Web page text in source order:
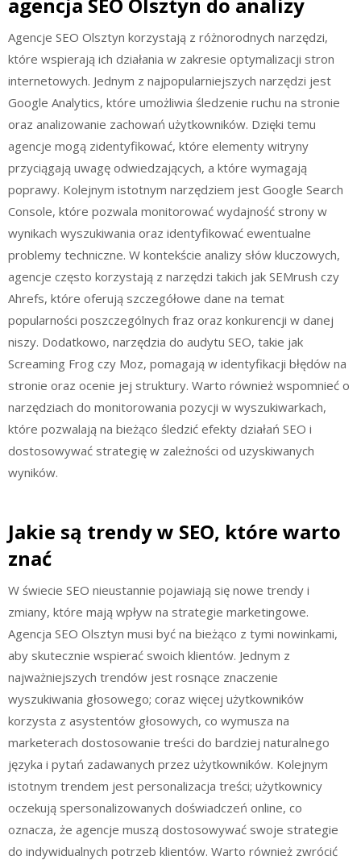
agencja SEO Olsztyn do analizy
Agencje SEO Olsztyn korzystają z różnorodnych narzędzi,
które wspierają ich działania w zakresie optymalizacji stron
internetowych. Jednym z najpopularniejszych narzędzi jest
Google Analytics, które umożliwia śledzenie ruchu na stronie
oraz analizowanie zachowań użytkowników. Dzięki temu
agencje mogą zidentyfikować, które elementy witryny
przyciągają uwagę odwiedzających, a które wymagają
poprawy. Kolejnym istotnym narzędziem jest Google Search
Console, które pozwala monitorować wydajność strony w
wynikach wyszukiwania oraz identyfikować ewentualne
problemy techniczne. W kontekście analizy słów kluczowych,
agencje często korzystają z narzędzi takich jak SEMrush czy
Ahrefs, które oferują szczegółowe dane na temat
popularności poszczególnych fraz oraz konkurencji w danej
niszy. Dodatkowo, narzędzia do audytu SEO, takie jak
Screaming Frog czy Moz, pomagają w identyfikacji błędów na
stronie oraz ocenie jej struktury. Warto również wspomnieć o
narzędziach do monitorowania pozycji w wyszukiwarkach,
które pozwalają na bieżąco śledzić efekty działań SEO i
dostosowywać strategię w zależności od uzyskiwanych
wyników.
Jakie są trendy w SEO, które warto
znać
W świecie SEO nieustannie pojawiają się nowe trendy i
zmiany, które mają wpływ na strategie marketingowe.
Agencja SEO Olsztyn musi być na bieżąco z tymi nowinkami,
aby skutecznie wspierać swoich klientów. Jednym z
najważniejszych trendów jest rosnące znaczenie
wyszukiwania głosowego; coraz więcej użytkowników
korzysta z asystentów głosowych, co wymusza na
marketerach dostosowanie treści do bardziej naturalnego
języka i pytań zadawanych przez użytkowników. Kolejnym
istotnym trendem jest personalizacja treści; użytkownicy
oczekują spersonalizowanych doświadczeń online, co
oznacza, że agencje muszą dostosowywać swoje strategie
do indywidualnych potrzeb klientów. Warto również zwrócić